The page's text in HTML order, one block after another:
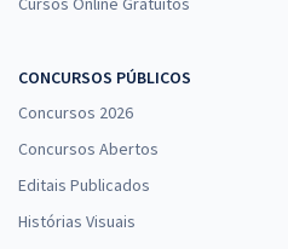
CONCURSOS PÚBLICOS
Concursos 2026
Concursos Abertos
Editais Publicados
Histórias Visuais